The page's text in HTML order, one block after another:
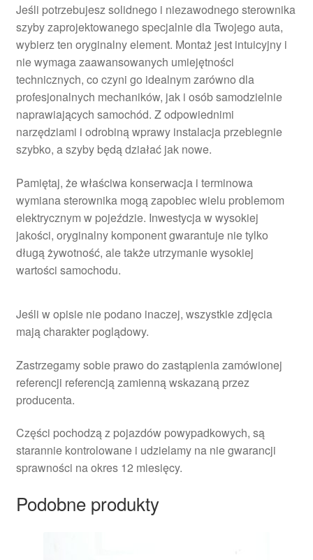
Jeśli potrzebujesz solidnego i niezawodnego sterownika
szyby zaprojektowanego specjalnie dla Twojego auta,
wybierz ten oryginalny element. Montaż jest intuicyjny i
nie wymaga zaawansowanych umiejętności
technicznych, co czyni go idealnym zarówno dla
profesjonalnych mechaników, jak i osób samodzielnie
naprawiających samochód. Z odpowiednimi
narzędziami i odrobiną wprawy instalacja przebiegnie
szybko, a szyby będą działać jak nowe.
Pamiętaj, że właściwa konserwacja i terminowa
wymiana sterownika mogą zapobiec wielu problemom
elektrycznym w pojeździe. Inwestycja w wysokiej
jakości, oryginalny komponent gwarantuje nie tylko
długą żywotność, ale także utrzymanie wysokiej
wartości samochodu.
Jeśli w opisie nie podano inaczej, wszystkie zdjęcia
mają charakter poglądowy.
Zastrzegamy sobie prawo do zastąpienia zamówionej
referencji referencją zamienną wskazaną przez
producenta.
Części pochodzą z pojazdów powypadkowych, są
starannie kontrolowane i udzielamy na nie gwarancji
sprawności na okres 12 miesięcy.
Podobne produkty